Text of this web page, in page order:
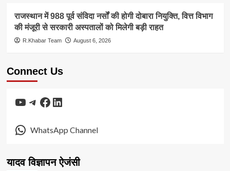
राजस्थान में 988 पूर्व संविदा नर्सों की होगी दोबारा नियुक्ति, वित्त विभाग
की मंजूरी से सरकारी अस्पतालों को मिलेगी बड़ी राहत
R.Khabar Team August 6, 2026
Connect Us
YouTube
Telegram
Facebook
LinkedIn
WhatsApp Channel
यादव विज्ञापन ऐजंसी